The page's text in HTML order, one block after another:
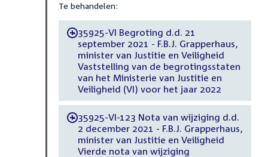
Te behandelen:
-35925-VI Begroting d.d. 21
september 2021 - F.B.J. Grapperhaus,
minister van Justitie en Veiligheid
Vaststelling van de begrotingsstaten
van het Ministerie van Justitie en
Veiligheid (VI) voor het jaar 2022
-35925-VI-123 Nota van wijziging d.d.
2 december 2021 - F.B.J. Grapperhaus,
minister van Justitie en Veiligheid
Vierde nota van wijziging